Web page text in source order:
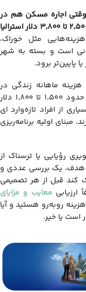
وقتی اجاره مسکن هم در
۲٬تا ۳٬ ۸۰۰ دلار استرالیا
مثل خوراک،
است و بسته به شهر
پایین‌تر برود.
هزینه ماهانه زندگی در
استرالیا برای یک نفر به‌طور میانگین به حدود ۱٬۵۰۰ تا ۱٬۸۰۰ دلار
از افراد تازه‌وارد ای
مبنای اولیه برنامه‌ریزی
رؤیایی یا ترسناک از
هدف، یک بررسی عددی و
کند قبل از هر تصمیمی
معایب و مزایای
روبه‌رو هستید و آیا
است یا خیر.